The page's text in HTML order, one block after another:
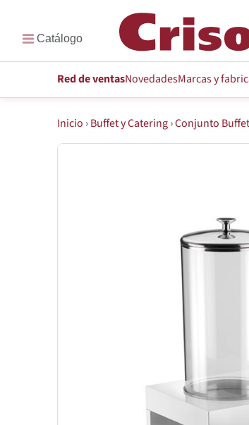
Red de ventasNovedadesMarcasy
Inicio ›Buffet y Catering›Conjunto Buffet